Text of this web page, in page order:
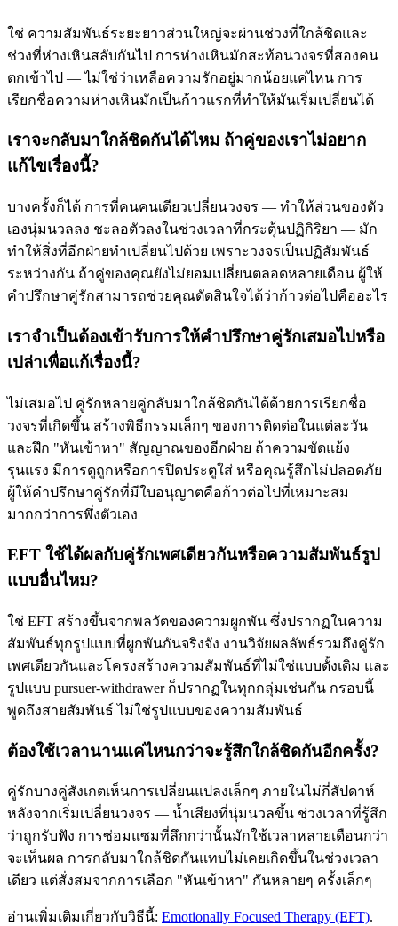
ใช่ ความสัมพันธ์ระยะยาวส่วนใหญ่จะผ่านช่วงที่ใกล้ชิดและ
ช่วงที่ห่างเหินสลับกันไป การห่างเหินมักสะท้อนวงจรที่สองคน
ตกเข้าไป — ไม่ใช่ว่าเหลือความรักอยู่มากน้อยแค่ไหน การ
เรียกชื่อความห่างเหินมักเป็นก้าวแรกที่ทำให้มันเริ่มเปลี่ยนได้
เราจะกลับมาใกล้ชิดกันได้ไหม ถ้าคู่ของเราไม่อยาก
แก้ไขเรื่องนี้?
บางครั้งก็ได้ การที่คนคนเดียวเปลี่ยนวงจร — ทำให้ส่วนของตัว
เองนุ่มนวลลง ชะลอตัวลงในช่วงเวลาที่กระตุ้นปฏิกิริยา — มัก
ทำให้สิ่งที่อีกฝ่ายทำเปลี่ยนไปด้วย เพราะวงจรเป็นปฏิสัมพันธ์
ระหว่างกัน ถ้าคู่ของคุณยังไม่ยอมเปลี่ยนตลอดหลายเดือน ผู้ให้
คำปรึกษาคู่รักสามารถช่วยคุณตัดสินใจได้ว่าก้าวต่อไปคืออะไร
เราจำเป็นต้องเข้ารับการให้คำปรึกษาคู่รักเสมอไปหรือ
เปล่าเพื่อแก้เรื่องนี้?
ไม่เสมอไป คู่รักหลายคู่กลับมาใกล้ชิดกันได้ด้วยการเรียกชื่อ
วงจรที่เกิดขึ้น สร้างพิธีกรรมเล็กๆ ของการติดต่อในแต่ละวัน
และฝึก "หันเข้าหา" สัญญาณของอีกฝ่าย ถ้าความขัดแย้ง
รุนแรง มีการดูถูกหรือการปิดประตูใส่ หรือคุณรู้สึกไม่ปลอดภัย
ผู้ให้คำปรึกษาคู่รักที่มีใบอนุญาตคือก้าวต่อไปที่เหมาะสม
มากกว่าการพึ่งตัวเอง
EFT ใช้ได้ผลกับคู่รักเพศเดียวกันหรือความสัมพันธ์รูป
แบบอื่นไหม?
ใช่ EFT สร้างขึ้นจากพลวัตของความผูกพัน ซึ่งปรากฏในความ
สัมพันธ์ทุกรูปแบบที่ผูกพันกันจริงจัง งานวิจัยผลลัพธ์รวมถึงคู่รัก
เพศเดียวกันและโครงสร้างความสัมพันธ์ที่ไม่ใช่แบบดั้งเดิม และ
รูปแบบ pursuer-withdrawer ก็ปรากฏในทุกกลุ่มเช่นกัน กรอบนี้
พูดถึงสายสัมพันธ์ ไม่ใช่รูปแบบของความสัมพันธ์
ต้องใช้เวลานานแค่ไหนกว่าจะรู้สึกใกล้ชิดกันอีกครั้ง?
คู่รักบางคู่สังเกตเห็นการเปลี่ยนแปลงเล็กๆ ภายในไม่กี่สัปดาห์
หลังจากเริ่มเปลี่ยนวงจร — น้ำเสียงที่นุ่มนวลขึ้น ช่วงเวลาที่รู้สึก
ว่าถูกรับฟัง การซ่อมแซมที่ลึกกว่านั้นมักใช้เวลาหลายเดือนกว่า
จะเห็นผล การกลับมาใกล้ชิดกันแทบไม่เคยเกิดขึ้นในช่วงเวลา
เดียว แต่สั่งสมจากการเลือก "หันเข้าหา" กันหลายๆ ครั้งเล็กๆ
อ่านเพิ่มเติมเกี่ยวกับวิธีนี้: Emotionally Focused Therapy (EFT).